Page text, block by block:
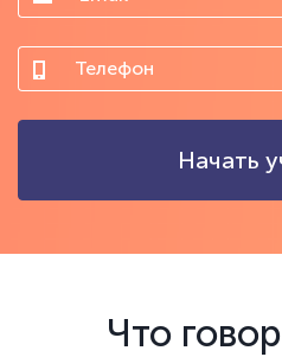
Начать
Что